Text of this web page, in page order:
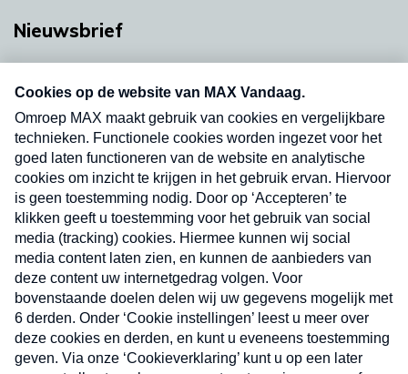
Nieuwsbrief
nieuwsbrief. Elke vrijdag- en dinsdagochtend in
uw mailbox.
Verzend
Nieuwsbrief